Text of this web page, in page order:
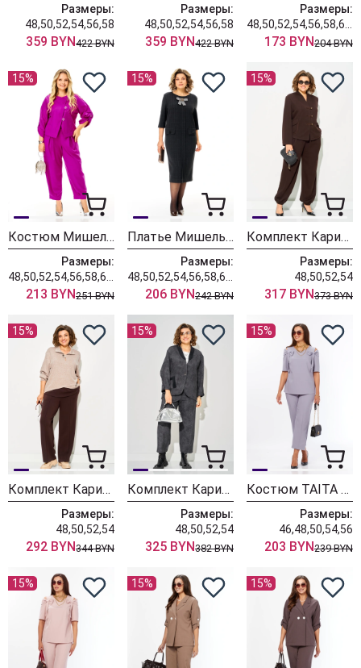
Размеры:
48,50,52,54,56,58
359 BYN422 BYN
Размеры:
48,50,52,54,56,58
359 BYN422 BYN
Размеры:
173 BYN204 BYN
15%
Костюм Мишель Шик 1436/1 королевский пурпур
Размеры:
213 BYN251 BYN
15%
Платье Мишель Шик 2204 графит+клетка
Размеры:
206 BYN242 BYN
15%
Комплект Карина Делюкс 1458 коричневый
Размеры:
48,50,52,54
317 BYN373 BYN
15%
Комплект Карина Делюкс 1460 бежевый
Размеры:
48,50,52,54
292 BYN344 BYN
15%
Комплект Карина Делюкс 1451 антрацит
Размеры:
48,50,52,54
325 BYN382 BYN
15%
Костюм TAITA PLUS 2622/3 лаванда
Размеры:
46,48,50,54,56
203 BYN239 BYN
15% 15% 15%